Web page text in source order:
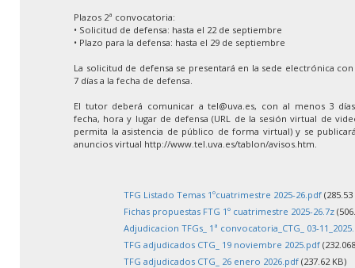
Plazos 2ª convocatoria:
• Solicitud de defensa: hasta el 22 de septiembre
• Plazo para la defensa: hasta el 29 de septiembre
La solicitud de defensa se presentará en la sede electrónica
7 días a la fecha de defensa.
El tutor deberá comunicar a tel@uva.es, con al menos 3
fecha, hora y lugar de defensa (URL de la sesión virtual de
permita la asistencia de público de forma virtual) y se
anuncios virtual http://www.tel.uva.es/tablon/avisos.htm.
TFG Listado Temas 1ºcuatrimestre 2025-26.pdf (285.53
Fichas propuestas FTG 1º cuatrimestre 2025-26.7z
Adjudicacion TFGs_ 1ª convocatoria_CTG_ 03-
TFG adjudicados CTG_ 19 noviembre 2025.pdf
TFG adjudicados CTG_ 26 enero 2026.pdf (237.62 KB)